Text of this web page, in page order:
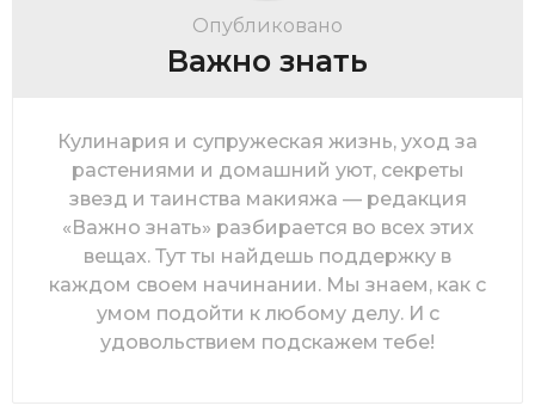
Опубликовано
Важно знать
Кулинария и супружеская жизнь, уход за
растениями и домашний уют, секреты
звезд и таинства макияжа — редакция
«Важно знать» разбирается во всех этих
вещах. Тут ты найдешь поддержку в
каждом своем начинании. Мы знаем, как с
умом подойти к любому делу. И с
удовольствием подскажем тебе!